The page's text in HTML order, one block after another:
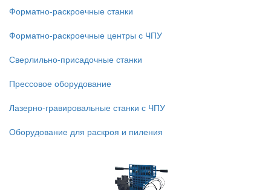
Форматно-раскроечные станки
Форматно-раскроечные центры с ЧПУ
Сверлильно-присадочные станки
Прессовое оборудование
Лазерно-гравировальные станки с ЧПУ
Оборудование для раскроя и пиления